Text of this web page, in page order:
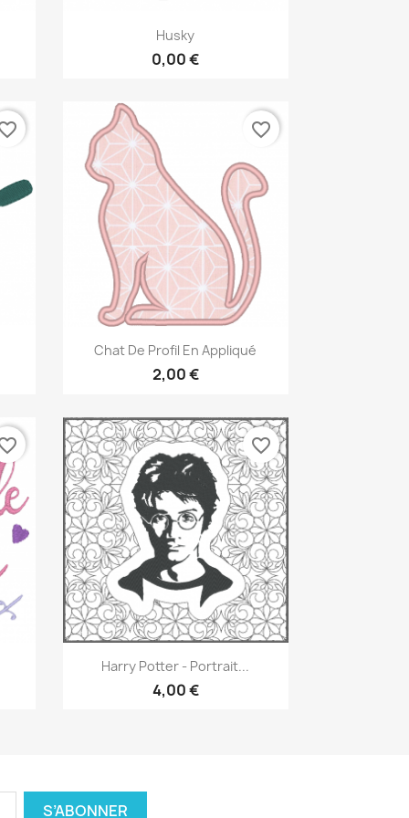
Aperçu rapide
Husky
0,00 €
Aperçu rapide
Chat De Profil En Appliqué
2,00 €
favorite_border
Aperçu rapide
Harry Potter - Portrait...
4,00 €
favorite_border